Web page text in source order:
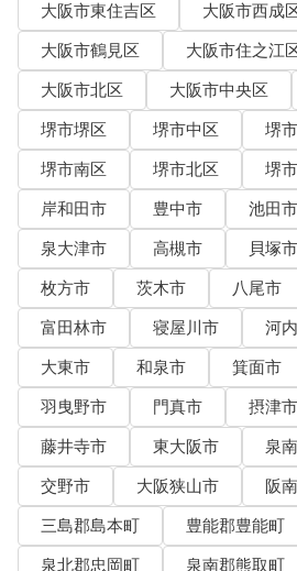
大阪市東住吉区
大阪市西成
大阪市鶴見区
大阪市住之江
大阪市北区
大阪市中央区
堺市堺区
堺市中区 堺
堺市南区
堺市北区
堺
岸和田市
豊中市 池田市
泉大津市
高槻市 貝塚市
枚方市
茨木市 八尾市
富田林市
寝屋川市 河
大東市
和泉市 箕面市
羽曳野市
門真市 摂津市
藤井寺市
東大阪市 泉
交野市
大阪狭山市
阪
三島郡島本町
豊能郡豊能町
泉北郡忠岡町
泉南郡熊取町